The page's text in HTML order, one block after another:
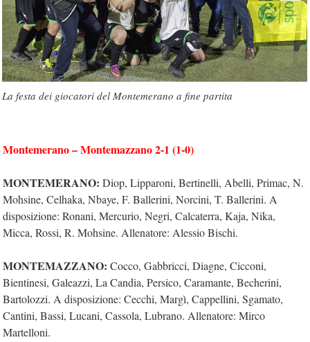
La festa dei giocatori del Montemerano a fine partita
Montemerano – Montemazzano 2-1 (1-0)
MONTEMERANO: Diop, Lipparoni, Bertinelli, Abelli, Primac, N.
Mohsine, Celhaka, Nbaye, F. Ballerini, Norcini, T. Ballerini. A
disposizione: Ronani, Mercurio, Negri, Calcaterra, Kaja, Nika,
Micca, Rossi, R. Mohsine. Allenatore: Alessio Bischi.
MONTEMAZZANO: Cocco, Gabbricci, Diagne, Cicconi,
Bientinesi, Galeazzi, La Candia, Persico, Caramante, Becherini,
Bartolozzi. A disposizione: Cecchi, Margì, Cappellini, Sgamato,
Cantini, Bassi, Lucani, Cassola, Lubrano. Allenatore: Mirco
Martelloni.